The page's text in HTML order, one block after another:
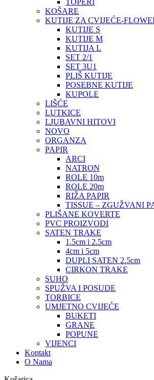
KOŠARE
KUTIJE ZA CVIJEĆE-
KUTIJE S
KUTIJE M
KUTIJA L
SET 2/1
SET 3U1
PLIŠ KUTIJE
POSEBNE KUTIJE
KUPOLE
LIŠĆE
LUTKICE
LJUBAVNI HITOVI
NOVO
ORGANZA
PAPIR
ARCI
NATRON
ROLE 10m
ROLE 20m
RIŽA PAPIR
TISSUE – ZGUŽVANI
PLIŠANE KOVERTE
PVC PROIZVODI
SATEN TRAKE
1.5cm i 2.5cm
4cm i 5cm
DUPLI SATEN 2.5cm
CIRKON TRAKE
SUHO
SPUŽVA I POSUDE
TORBICE
UMJETNO CVIJEĆE
BUKETI
GRANE
POPUNE
VIJENCI
Kontakt
O Nama